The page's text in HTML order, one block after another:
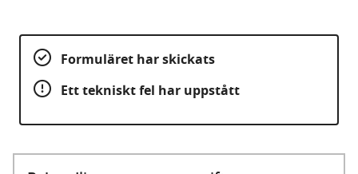
Formuläret har skickats
Ett tekniskt fel har uppstått